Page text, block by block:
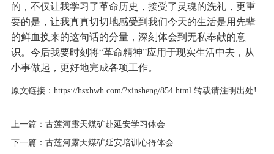
的，不仅让我学习了革命历史，接受了灵魂的洗礼，更重
要的是，让我真真切切地感受到我们今天的生活是用先辈
的鲜血换来的这句话的分量，深刻体会到无私奉献的意
识。今后我要时刻将“革命精神”应用于现实生活中去，从
小事做起，更好地完成各项工作。
原文链接： https://hsxhwh.com/?xinsheng/854.html 转载请注明出处!
上一篇： 古莲河露天煤矿赴延安学习体会
下一篇： 古莲河露天煤矿延安培训心得体会